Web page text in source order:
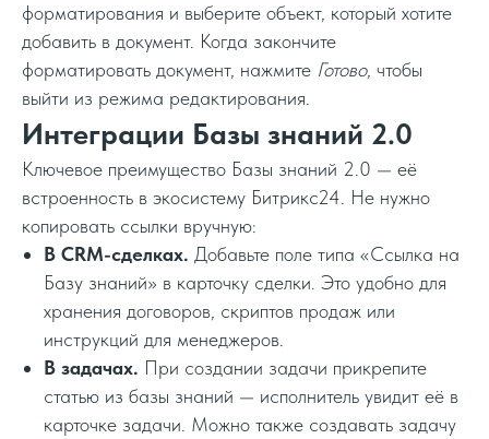
форматирования и выберите объект, который хотите
добавить в документ. Когда закончите
форматировать документ, нажмите Готово, чтобы
выйти из режима редактирования.
Интеграции Базы знаний 2.0
Ключевое преимущество Базы знаний 2.0 — её
встроенность в экосистему Битрикс24. Не нужно
копировать ссылки вручную:
В CRM-сделках. Добавьте поле типа «Ссылка на
Базу знаний» в карточку сделки. Это удобно для
хранения договоров, скриптов продаж или
инструкций для менеджеров.
В задачах. При создании задачи прикрепите
статью из базы знаний — исполнитель увидит её в
карточке задачи. Можно также создавать задачу